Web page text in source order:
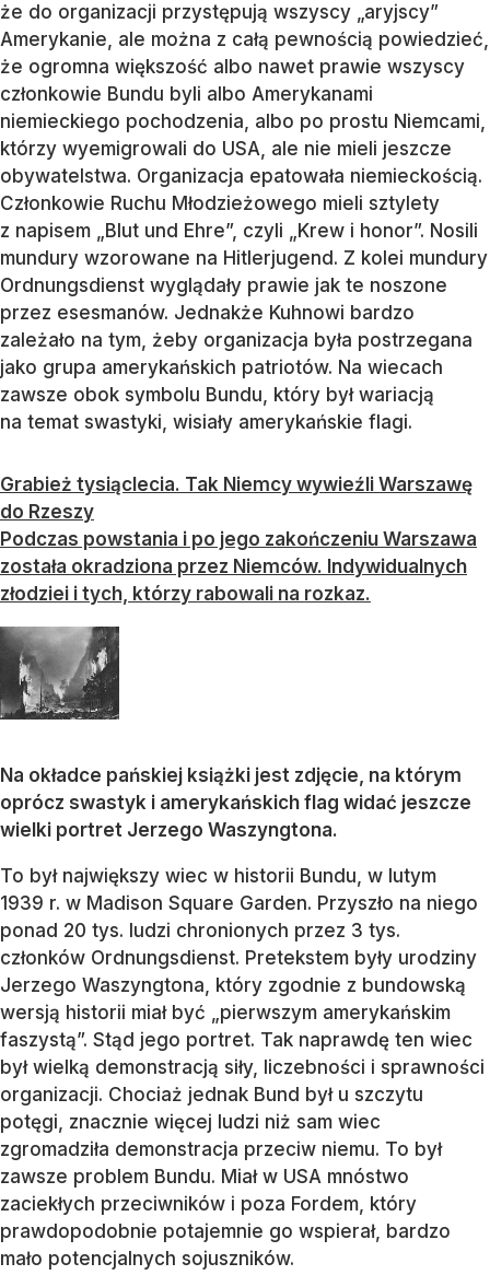
że do organizacji przystępują wszyscy „aryjscy”
Amerykanie, ale można z całą pewnością powiedzieć,
że ogromna większość albo nawet prawie wszyscy
członkowie Bundu byli albo Amerykanami
niemieckiego pochodzenia, albo po prostu Niemcami,
którzy wyemigrowali do USA, ale nie mieli jeszcze
obywatelstwa. Organizacja epatowała niemieckością.
Członkowie Ruchu Młodzieżowego mieli sztylety
z napisem „Blut und Ehre”, czyli „Krew i honor”. Nosili
mundury wzorowane na Hitlerjugend. Z kolei mundury
Ordnungsdienst wyglądały prawie jak te noszone
przez esesmanów. Jednakże Kuhnowi bardzo
zależało na tym, żeby organizacja była postrzegana
jako grupa amerykańskich patriotów. Na wiecach
zawsze obok symbolu Bundu, który był wariacją
na temat swastyki, wisiały amerykańskie flagi.
Grabież tysiąclecia. Tak Niemcy wywieźli Warszawę
do Rzeszy
Podczas powstania i po jego zakończeniu Warszawa
została okradziona przez Niemców. Indywidualnych
złodziei i tych, którzy rabowali na rozkaz.
Na okładce pańskiej książki jest zdjęcie, na którym
oprócz swastyk i amerykańskich flag widać jeszcze
wielki portret Jerzego Waszyngtona.
To był największy wiec w historii Bundu, w lutym
1939 r. w Madison Square Garden. Przyszło na niego
ponad 20 tys. ludzi chronionych przez 3 tys.
członków Ordnungsdienst. Pretekstem były urodziny
Jerzego Waszyngtona, który zgodnie z bundowską
wersją historii miał być „pierwszym amerykańskim
faszystą”. Stąd jego portret. Tak naprawdę ten wiec
był wielką demonstracją siły, liczebności i sprawności
organizacji. Chociaż jednak Bund był u szczytu
potęgi, znacznie więcej ludzi niż sam wiec
zgromadziła demonstracja przeciw niemu. To był
zawsze problem Bundu. Miał w USA mnóstwo
zaciekłych przeciwników i poza Fordem, który
prawdopodobnie potajemnie go wspierał, bardzo
mało potencjalnych sojuszników.